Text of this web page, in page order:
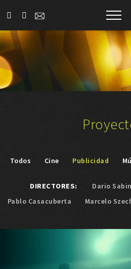
Todos Cine Publicidad
DIRECTORES: Dario
Pablo Casacuberta
Marcelo